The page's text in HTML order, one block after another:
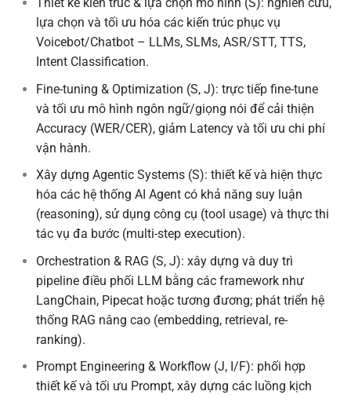
lựa chọn và tối ưu hóa các kiến trúc phục vụ
Voicebot/Chatbot – LLMs, SLMs, ASR/STT, TTS,
Intent Classification.
Fine-tuning & Optimization (S, J): trực tiếp fine-tune
và tối ưu mô hình ngôn ngữ/giọng nói để cải thiện
Accuracy (WER/CER), giảm Latency và tối ưu chi phí
vận hành.
Xây dựng Agentic Systems (S): thiết kế và hiện thực
hóa các hệ thống AI Agent có khả năng suy luận
(reasoning), sử dụng công cụ (tool usage) và thực thi
tác vụ đa bước (multi-step execution).
Orchestration & RAG (S, J): xây dựng và duy trì
pipeline điều phối LLM bằng các framework như
LangChain, Pipecat hoặc tương đương; phát triển hệ
thống RAG nâng cao (embedding, retrieval, re-
ranking).
Prompt Engineering & Workflow (J, I/F): phối hợp
thiết kế và tối ưu Prompt, xây dựng các luồng kịch